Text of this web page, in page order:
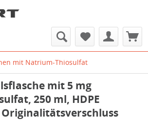
mit Natrium-Thiosulfat
mit 5 mg
250 ml, HDPE